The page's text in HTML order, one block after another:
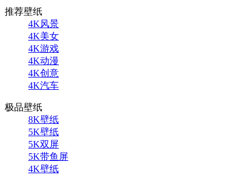
推荐壁纸
4K风景
4K美女
4K游戏
4K动漫
4K创意
4K汽车
极品壁纸
8K壁纸
5K壁纸
5K双屏
5K带鱼屏
4K壁纸